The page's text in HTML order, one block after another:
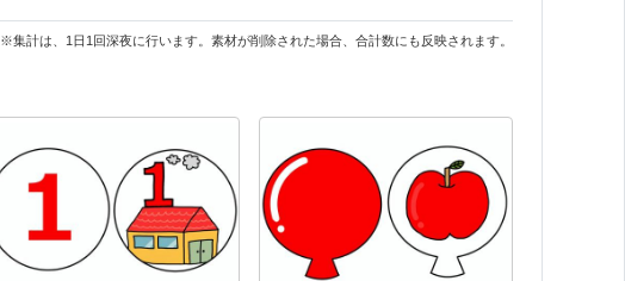
※集計は、1日1回深夜に行います。素材が削除された場合、合計数にも反映されます。